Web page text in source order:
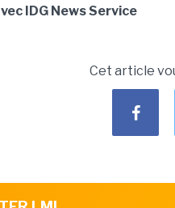
IDG News Service
Cet article